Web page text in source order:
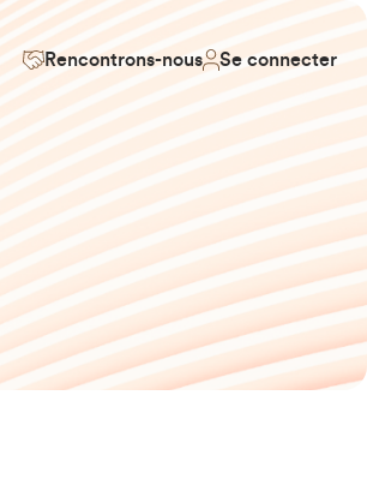
Rencontrons-nous Se connecter